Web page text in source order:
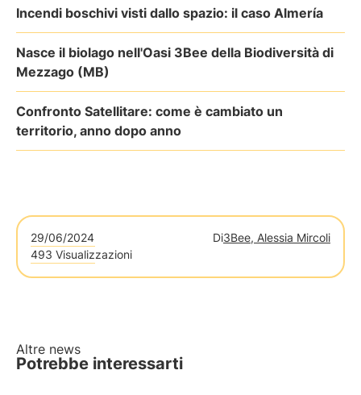
Incendi boschivi visti dallo spazio: il caso Almería
Nasce il biolago nell'Oasi 3Bee della Biodiversità di
Mezzago (MB)
Confronto Satellitare: come è cambiato un
territorio, anno dopo anno
29/06/2024 Di3Bee, Alessia Mircoli
493 Visualizzazioni
Altre news
Potrebbe interessarti